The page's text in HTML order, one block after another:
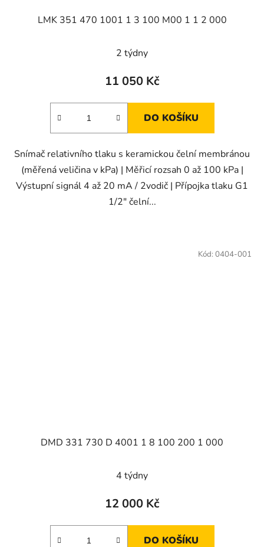
LMK 351 470 1001 1 3 100 M00 1 1 2 000
2 týdny
11 050 Kč
DO KOŠÍKU
Snímač relativního tlaku s keramickou čelní membránou
(měřená veličina v kPa) | Měřicí rozsah 0 až 100 kPa |
Výstupní signál 4 až 20 mA / 2vodič | Přípojka tlaku G1
1/2" čelní...
DMD 331 730 D 4001 1 8 100 200 1 000
4 týdny
12 000 Kč
DO KOŠÍKU
Kód: 0404-001